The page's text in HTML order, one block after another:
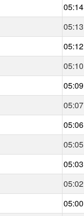
05:14
05:13
05:12
05:10
05:09
05:07
05:06
05:05
05:03
05:02
05:00